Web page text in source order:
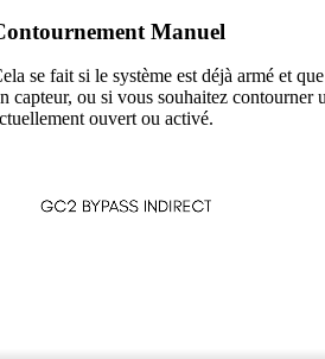
Manuel
se fait si le système est déjà armé et
capteur, ou si vous souhaitez contourner
ouvert ou activé.